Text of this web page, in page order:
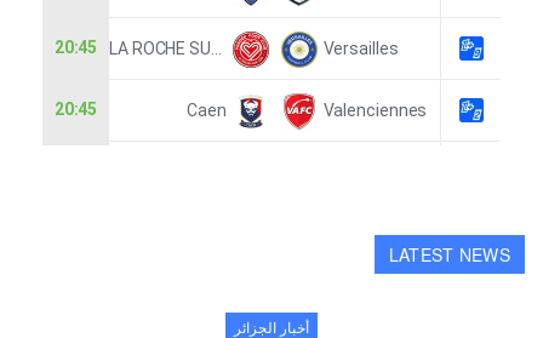
LATEST NEWS
أخبار الجزائر